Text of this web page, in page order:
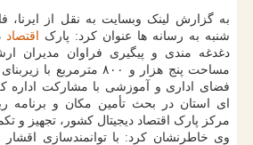
به گزارش لینک وبسایت به نقل از
شنبه به رسانه ها عنوان کرد: پارک
اقتصاد
دغدغه مندی و پیگیری فراوان مدیران
فضای اداری و آموزشی با مشارکت اداره
ای استان در بحث تأمین مکان و
مرکز پارک اقتصاد دیجیتال کشور، تجهیز و
وی خاطرنشان کرد: با توانمندسازی